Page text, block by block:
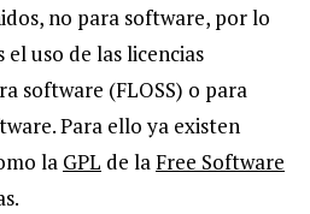
no para software, por lo
uso de las licencias
software (FLOSS) o para
Para ello ya existen
la GPL de laFree Software